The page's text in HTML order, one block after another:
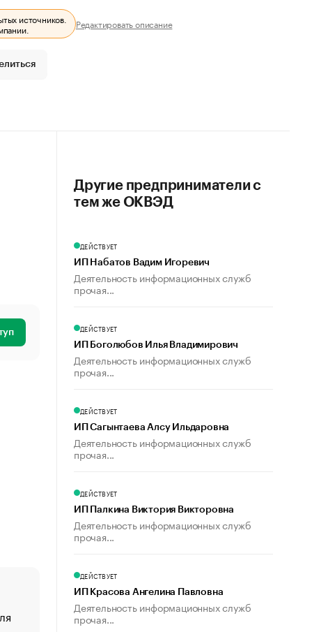
источников.
Редактировать описание
«От спорта тело стареет иначе». Как живет глава
Другие предприниматели с
тем же ОКВЭД
ДЕЙСТВУЕТ
ИП Набатов Вадим Игоревич
Деятельность информационных служб
прочая...
ДЕЙСТВУЕТ
ИП Боголюбов Илья Владимирович
Деятельность информационных служб
прочая...
ДЕЙСТВУЕТ
ИП Сагынтаева Алсу Ильдаровна
Деятельность информационных служб
прочая...
ДЕЙСТВУЕТ
ИП Палкина Виктория Викторовна
Деятельность информационных служб
прочая...
ДЕЙСТВУЕТ
ИП Красова Ангелина Павловна
Деятельность информационных служб
прочая...